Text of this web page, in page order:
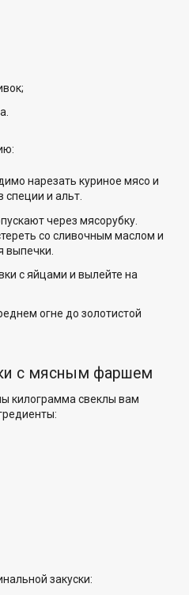
нарезать куриное мясо и
специи и альт.
через мясорубку.
со сливочным маслом и
выпечки.
с яйцами и вылейте на
огне до золотистой
с мясным фаршем
килограмма свеклы вам
закуски: